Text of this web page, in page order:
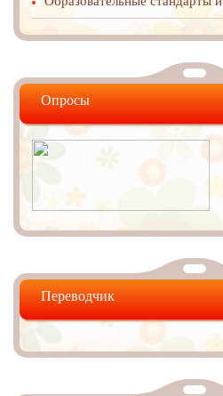
Опросы
Переводчик